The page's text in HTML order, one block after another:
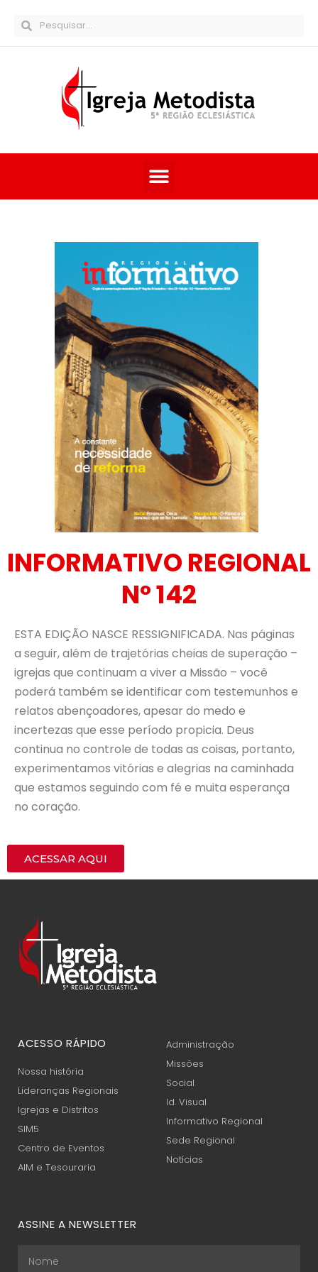
INFORMATIVO REGIONAL
Nº 142
ESTA EDIÇÃO NASCE RESSIGNIFICADA. Nas páginas
a seguir, além de trajetórias cheias de superação –
igrejas que continuam a viver a Missão – você
poderá também se identificar com testemunhos e
relatos abençoadores, apesar do medo e
incertezas que esse período propicia. Deus
continua no controle de todas as coisas, portanto,
experimentamos vitórias e alegrias na caminhada
que estamos seguindo com fé e muita esperança
no coração.
ACESSAR AQUI
ACESSO RÁPIDO
Nossa história
Lideranças Regionais
Igrejas e Distritos
SIM5
Centro de Eventos
AIM e Tesouraria
Administração
Missões
Social
Id. Visual
Informativo Regional
Sede Regional
Notícias
ASSINE A NEWSLETTER